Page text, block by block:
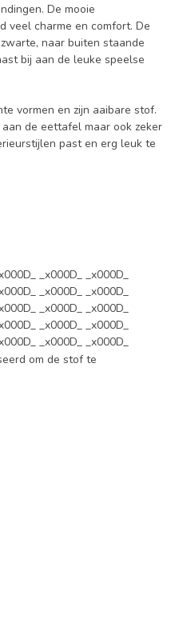
De mooie
veel charme en comfort. De
naar buiten staande
bij aan de leuke speelse
vormen en zijn aaibare stof.
de eettafel maar ook zeker
past en erg leuk te
_x000D_ _x000D_
_x000D_ _x000D_
_x000D_ _x000D_
_x000D_ _x000D_
_x000D_ _x000D_
om de stof te